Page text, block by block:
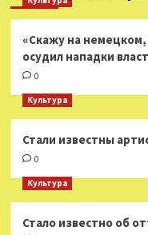
«Скажу на
осудил нападки
0
Культура
Стали известны
0
Культура
Стало известно об